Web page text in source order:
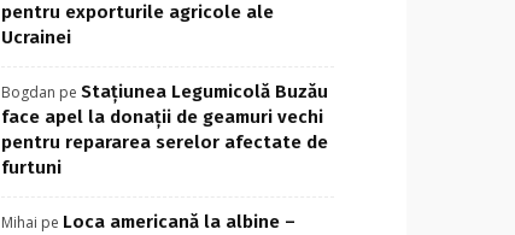
pentru exporturile agricole ale
Ucrainei
Bogdan pe Stațiunea Legumicolă Buzău
face apel la donații de geamuri vechi
pentru repararea serelor afectate de
furtuni
Mihai pe Loca americană la albine –